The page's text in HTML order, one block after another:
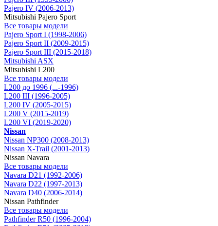
Pajero IV (2006-2013)
Mitsubishi Pajero Sport
Все товары модели
Pajero Sport I (1998-2006)
Pajero Sport II (2009-2015)
Pajero Sport III (2015-2018)
Mitsubishi ASX
Mitsubishi L200
Все товары модели
L200 до 1996 (...-1996)
L200 III (1996-2005)
L200 IV (2005-2015)
L200 V (2015-2019)
L200 VI (2019-2020)
Nissan
Nissan NP300 (2008-2013)
Nissan X-Trail (2001-2013)
Nissan Navara
Все товары модели
Navara D21 (1992-2006)
Navara D22 (1997-2013)
Navara D40 (2006-2014)
Nissan Pathfinder
Все товары модели
Pathfinder R50 (1996-2004)